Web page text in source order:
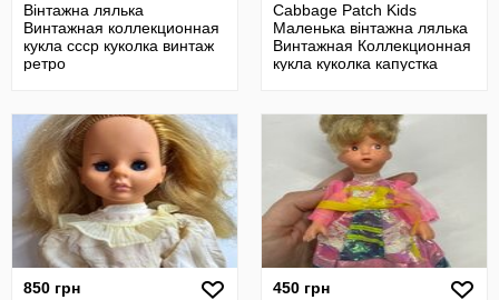
Вінтажна лялька
Винтажная коллекционная
кукла ссср куколка винтаж
ретро
Cabbage Patch Kids
Маленька вінтажна лялька
Винтажная Коллекционная
кукла куколка капустка
850 грн
450 грн